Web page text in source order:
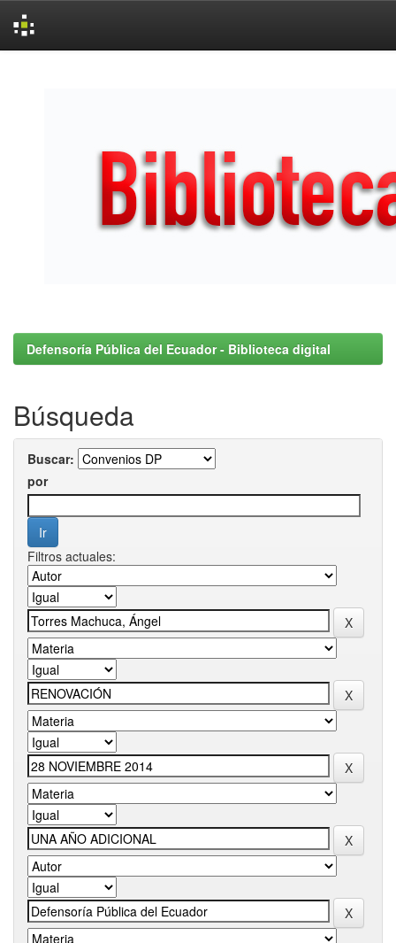
Defensoría Pública del Ecuador - Biblioteca digital
Búsqueda
Buscar:
por
Filtros actuales: